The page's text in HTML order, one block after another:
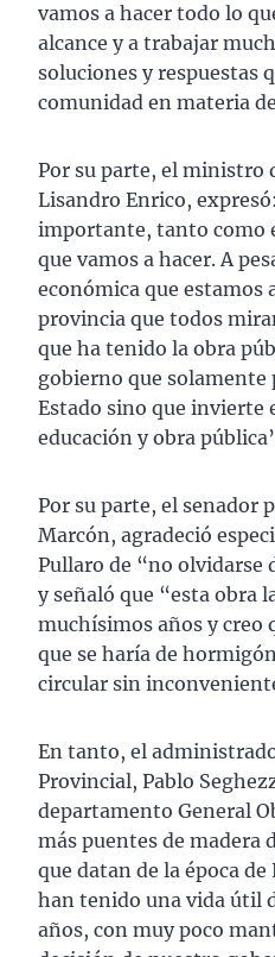
vamos a hacer todo lo
alcance y a trabajar
soluciones y respuestas
comunidad en materia
Por su parte, el ministro
Lisandro Enrico,
importante, tanto como
que vamos a hacer. A
económica que estamos
provincia que todos
que ha tenido la obra
gobierno que solamente
Estado sino que invierte
educación y obra
Por su parte, el senador
Marcón, agradeció
Pullaro de “no olvidarse
y señaló que “esta obra
muchísimos años y creo
que se haría de
circular sin
En tanto, el
Provincial, Pablo
departamento General
más puentes de madera
que datan de la época de
han tenido una vida útil
años, con muy poco